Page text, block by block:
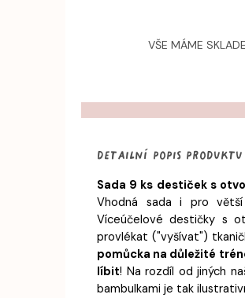
VŠE MÁME
Detailní popis produktu
Sada 9 ks destiček s
Vhodná sada i pro větší
Víceúčelové destičky s
provlékat ("vyšívat")
pomůcka na důležité
líbit! Na rozdíl od jiných
bambulkami je tak